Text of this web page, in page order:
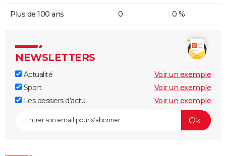
Plus de 100 ans 0 0 %
NEWSLETTERS
Actualité
Voir un exemple
Sport
Voir un exemple
Les dossiers d'actu
Voir un exemple